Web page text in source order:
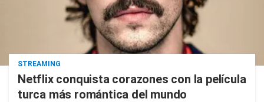
STREAMING
Netflix conquista corazones con la película
turca más romántica del mundo